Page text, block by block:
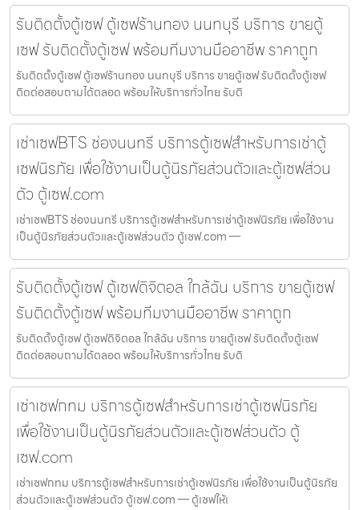
รับติดตั้งตู้เซฟ ตู้เซฟร้านทอง นนทบุรี บริการ ขายตู้
เซฟ รับติดตั้งตู้เซฟ พร้อมทีมงานมืออาชีพ ราคาถูก
รับติดตั้งตู้เซฟ ตู้เซฟร้านทอง นนทบุรี บริการ ขายตู้เซฟ รับติดตั้งตู้เซฟ
ติดต่อสอบถามได้ตลอด พร้อมให้บริการทั่วไทย รับติ
เช่าเซฟBTS ช่องนนทรี บริการตู้เซฟสำหรับการเช่าตู้
เซฟนิรภัย เพื่อใช้งานเป็นตู้นิรภัยส่วนตัวและตู้เซฟส่วน
ตัว ตู้เซฟ.com
เช่าเซฟBTS ช่องนนทรี บริการตู้เซฟสำหรับการเช่าตู้เซฟนิรภัย เพื่อใช้งาน
เป็นตู้นิรภัยส่วนตัวและตู้เซฟส่วนตัว ตู้เซฟ.com —
รับติดตั้งตู้เซฟ ตู้เซฟดิจิตอล ใกล้ฉัน บริการ ขายตู้เซฟ
รับติดตั้งตู้เซฟ พร้อมทีมงานมืออาชีพ ราคาถูก
รับติดตั้งตู้เซฟ ตู้เซฟดิจิตอล ใกล้ฉัน บริการ ขายตู้เซฟ รับติดตั้งตู้เซฟ
ติดต่อสอบถามได้ตลอด พร้อมให้บริการทั่วไทย รับติ
เช่าเซฟกทม บริการตู้เซฟสำหรับการเช่าตู้เซฟนิรภัย
เพื่อใช้งานเป็นตู้นิรภัยส่วนตัวและตู้เซฟส่วนตัว ตู้
เซฟ.com
เช่าเซฟกทม บริการตู้เซฟสำหรับการเช่าตู้เซฟนิรภัย เพื่อใช้งานเป็นตู้นิรภัย
ส่วนตัวและตู้เซฟส่วนตัว ตู้เซฟ.com — ตู้เซฟให้เ